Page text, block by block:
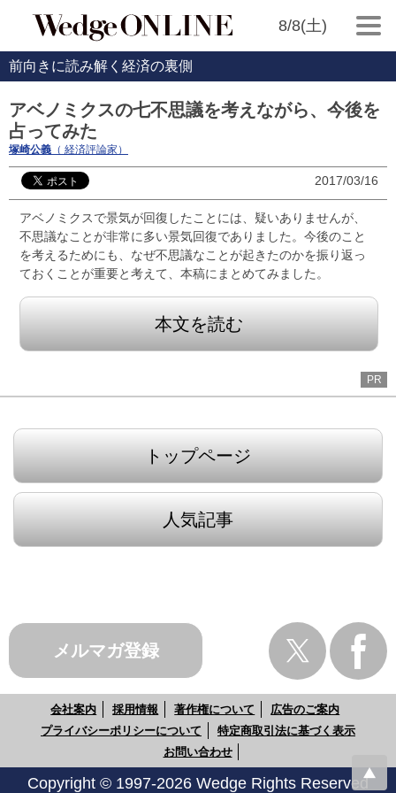
8/8(土)
前向きに読み解く経済の裏側
アベノミクスの七不思議を考えながら、今後を
占ってみた
塚崎公義 （ 経済評論家）
2017/03/16
アベノミクスで景気が回復したことには、疑いありませんが、
不思議なことが非常に多い景気回復でありました。今後のこと
を考えるためにも、なぜ不思議なことが起きたのかを振り返っ
ておくことが重要と考えて、本稿にまとめてみました。
本文を読む
PR
トップページ
人気記事
メルマガ登録
会社案内 採用情報 著作権について
広告のご案内
プライバシーポリシーについて
特定商取引法に基づく表示
お問い合わせ
Copyright © 1997-2026 Wedge Rights Reserved